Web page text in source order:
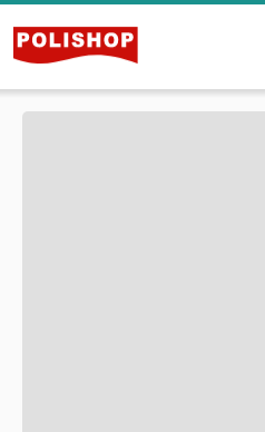
Especificações do Produto
Itens inclusos